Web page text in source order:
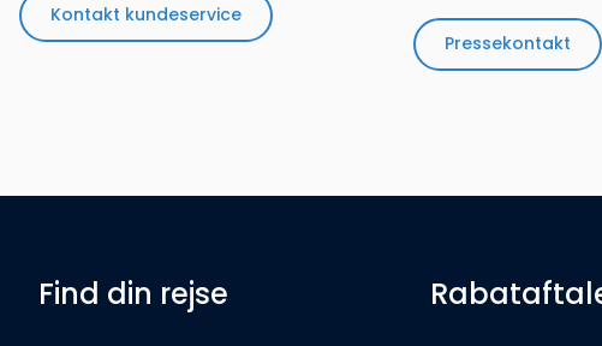
Kontakt kundeservice
Pressekontakt
Find din rejse